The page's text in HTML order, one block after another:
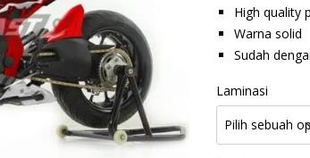
High quality
Warna solid
Sudah
Laminasi